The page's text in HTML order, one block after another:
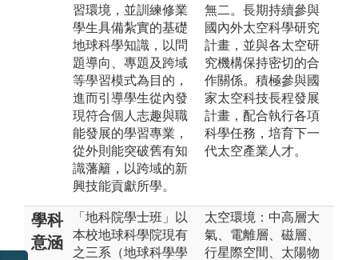
習環境，並訓練修業
學生具備紮實的基礎
地球科學知識，以問
題導向、專題及跨域
等學習模式為目的，
進而引導學生從內發
現符合個人志趣與職
能發展的學習專業，
從外則能突破舊有知
識藩籬，以跨域的新
興技能貢獻所學。
無二。長期持續參與
國內外太空科學研究
計畫，並與各太空研
究機構保持密切的合
作關係。積極參與國
家太空科技長程發展
計畫，配合執行各項
科學任務，培育下一
代太空產業人才。
學科
意涵
「地科院學士班」以
本校地球科學院現有
之三系（地球科學學
太空環境：中高層大
氣、電離層、磁層、
行星際空間、太陽物